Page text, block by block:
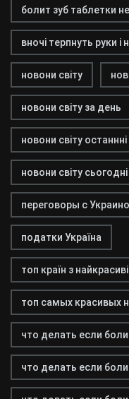
болит зуб таблетки
вночі терпнуть руки і
новони світу
новони світу за день
новони світу останнні
новони світу сьогодні
переговоры с
податки Україна
топ країн з
топ самых красивых
что делать если
что делать если